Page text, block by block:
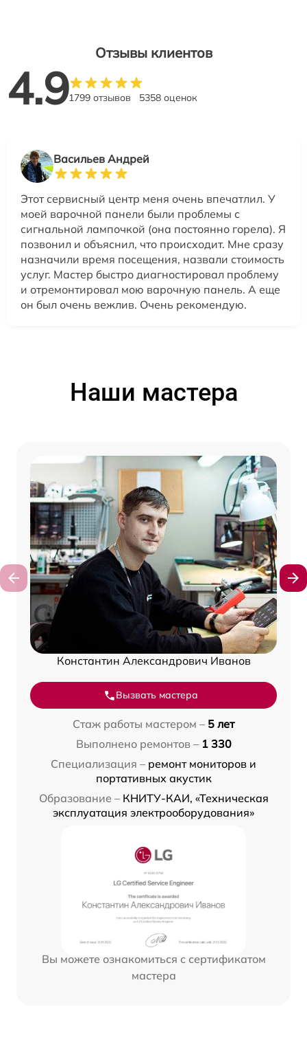
Отзывы клиентов
4.91799 отзывов 5358 оценок
Васильев Андрей
Этот сервисный центр меня очень впечатлил. У
моей варочной панели были проблемы с
сигнальной лампочкой (она постоянно горела). Я
позвонил и объяснил, что происходит. Мне сразу
назначили время посещения, назвали стоимость
услуг. Мастер быстро диагностировал проблему
и отремонтировал мою варочную панель. А еще
он был очень вежлив. Очень рекомендую.
Наши мастера
Константин Александрович Иванов
Вызвать мастера
Стаж работы мастером – 5 лет
Выполнено ремонтов – 1 330
Специализация – ремонт мониторов и
портативных акустик
Образование – КНИТУ-КАИ, «Техническая
эксплуатация электрооборудования»
Вы можете ознакомиться с сертификатом
мастера